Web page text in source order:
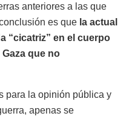
anteriores a las que
es que la actual
“cicatriz” en el cuerpo
que no
para la opinión pública y
apenas se